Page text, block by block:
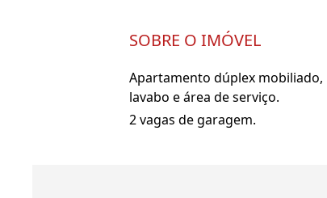
SOBRE O IMÓVEL
Apartamento dúplex mobiliado,
lavabo e área de serviço.
2 vagas de garagem.